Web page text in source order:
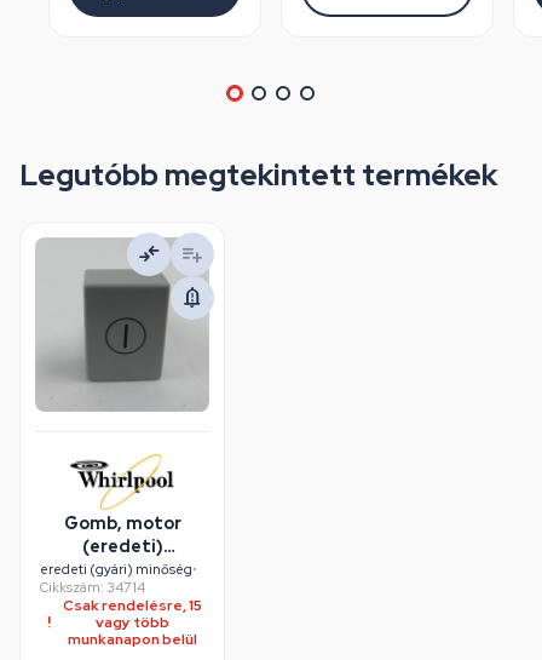
Legutóbb megtekintett termékek
Gomb, motor
(eredeti)
WHIRLPOOL
páraelszívó
eredeti (gyári) minőség•
Cikkszám: 34714
Csak rendelésre, 15
vagy több
munkanapon belül